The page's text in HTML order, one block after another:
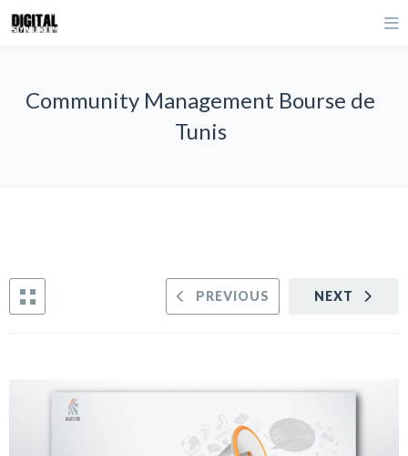
Community Management Bourse de
Tunis
NEXT
PREVIOUS